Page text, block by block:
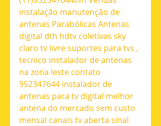
instalação manutenção de
antenas Parabólicas Antenas
digital dth hdtv coletivas sky
claro tv livre suportes para tvs ,
tecnico instalador de antenas
na zona leste contato
952347644 instalador de
antenas para tv digital melhor
antena do mercado sem custo
mensal canais tv aberta sinal